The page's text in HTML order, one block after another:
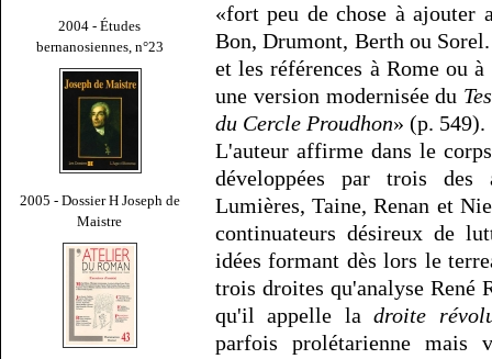
2004 - Études
bernanosiennes, n°23
2005 - Dossier H Joseph de
Maistre
«fort peu de chose à ajouter
Bon, Drumont, Berth ou
et les références à Rome ou
une version modernisée du
du Cercle Proudhon» (p. 549).
L'auteur affirme dans le
développées par trois des
Lumières, Taine, Renan et
continuateurs désireux de
idées formant dès lors le
trois droites qu'analyse René
qu'il appelle ladroite
parfois prolétarienne mais